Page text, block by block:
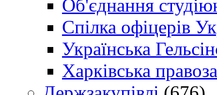
Об'єднання
Спілка офіцерів
Українська
Харківська